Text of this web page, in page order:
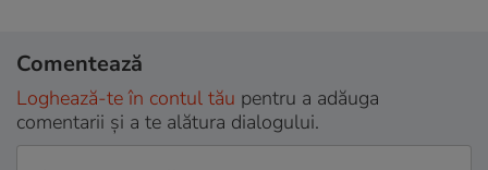
Comentează
Loghează-te în contul tău pentru a adăuga
comentarii și a te alătura dialogului.